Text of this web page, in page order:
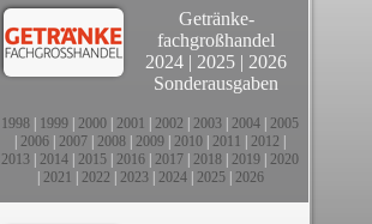
Getränke-
fachgroßhandel
2024 | 2025 | 2026
Sonderausgaben
1998 1999 2000 2001 2002 2003 2004 2005
2006 2007 2008 2009 2010 2011 2012
2013 2014 2015 2016 2017 2018 2019 2020
2021 2022 2023| 2024| 2025| 2026